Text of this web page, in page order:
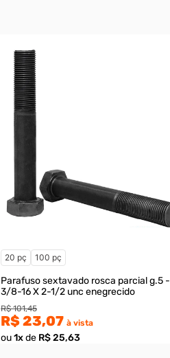
20 pç 100 pç
Parafuso sextavado rosca parcial g.5 -
3/8-16 X 2-1/2 unc enegrecido
R$ 101,45
R$ 23,07 à vista
ou1xde R$ 25,63